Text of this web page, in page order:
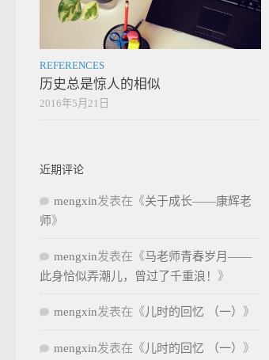
REFERENCES
历史总是惊人的相似
2016年5月21日
近期评论
mengxin发表在《关于成长——康辉老
师》
mengxin发表在《马老师青春岁月——
此身恰似弄潮儿，曾过了千重浪！ 》
mengxin发表在《儿时的回忆 （一） 》
mengxin发表在《儿时的回忆 （一） 》